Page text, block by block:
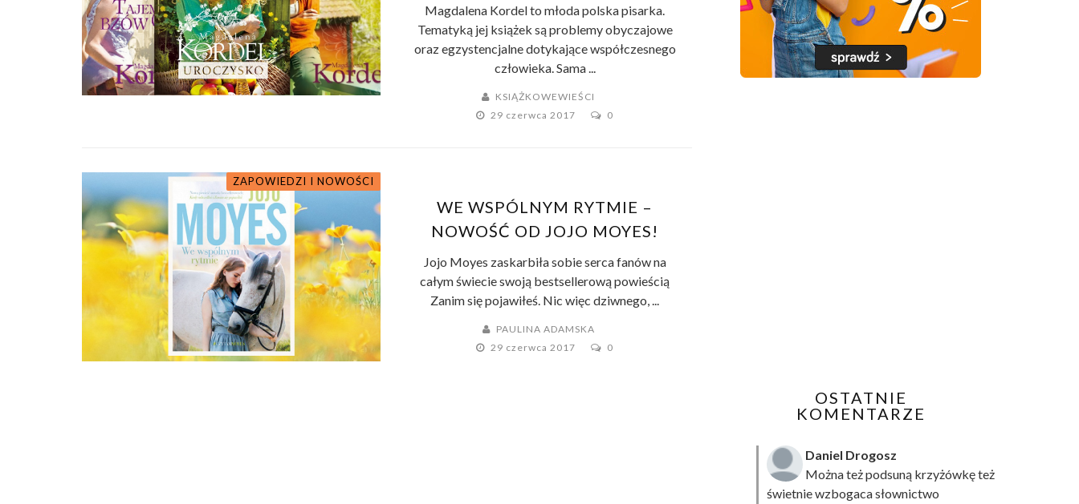
Magdalena Kordel to młoda polska pisarka.
Tematyką jej książek są problemy obyczajowe
oraz egzystencjalne dotykające współczesnego
człowieka. Sama ...
KSIĄŻKOWEWIEŚCI
29 czerwca 2017
0
ZAPOWIEDZI I NOWOŚCI
WE WSPÓLNYM RYTMIE –
NOWOŚĆ OD JOJO MOYES!
Jojo Moyes zaskarbiła sobie serca fanów na
całym świecie swoją bestsellerową powieścią
Zanim się pojawiłeś. Nic więc dziwnego, ...
PAULINA ADAMSKA
29 czerwca 2017
0
OSTATNIE
KOMENTARZE
Daniel Drogosz
Można też podsuną krzyżówkęteż
świetnie wzbogaca słownictwo